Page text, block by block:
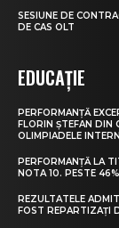
SESIUNE DE
DE CAS OLT
EDUCAȚIE
PERFORMANȚĂ
FLORIN ȘTEFAN DIN
OLIMPIADELE
PERFORMANȚĂ LA
NOTA 10. PESTE
REZULTATELE
FOST REPARTIZAȚI